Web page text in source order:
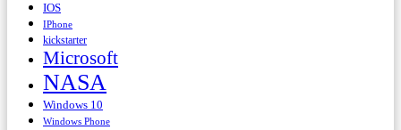
IOS
IPhone
kickstarter
Microsoft
NASA
Windows 10
Windows Phone